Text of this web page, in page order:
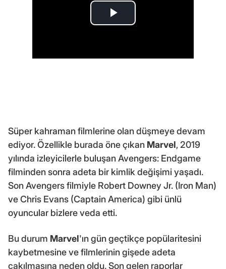
Süper kahraman filmlerine olan düşmeye devam
ediyor. Özellikle burada öne çıkan Marvel, 2019
yılında izleyicilerle buluşan Avengers: Endgame
filminden sonra adeta bir kimlik değişimi yaşadı.
Son Avengers filmiyle Robert Downey Jr. (Iron Man)
ve Chris Evans (Captain America) gibi ünlü
oyuncular bizlere veda etti.
Bu durum Marvel'ın gün geçtikçe popülaritesini
kaybetmesine ve filmlerinin gişede adeta
çakılmasına neden oldu. Son gelen raporlar